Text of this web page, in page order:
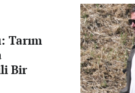
Tarım
Bir